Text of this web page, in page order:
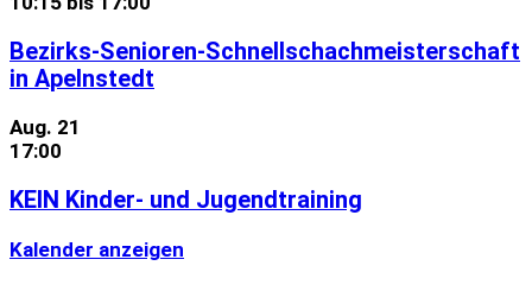
Bezirks-Senioren-Schnellschachmeisterschaft
in Apelnstedt
Aug. 21
17:00
KEIN Kinder- und Jugendtraining
Kalender anzeigen